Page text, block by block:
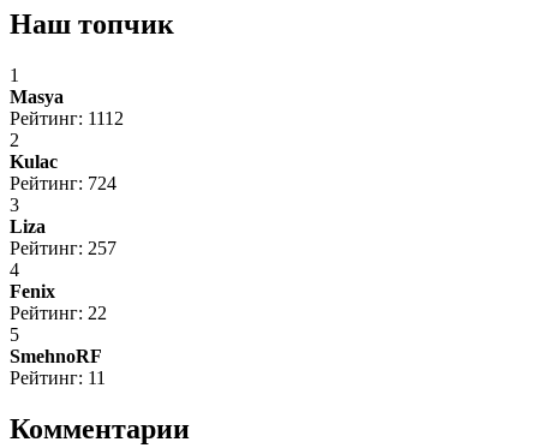
Наш топчик
1
Masya
Рейтинг: 1112
2
Kulac
Рейтинг: 724
3
Liza
Рейтинг: 257
4
Fenix
Рейтинг: 22
5
SmehnoRF
Рейтинг: 11
Комментарии